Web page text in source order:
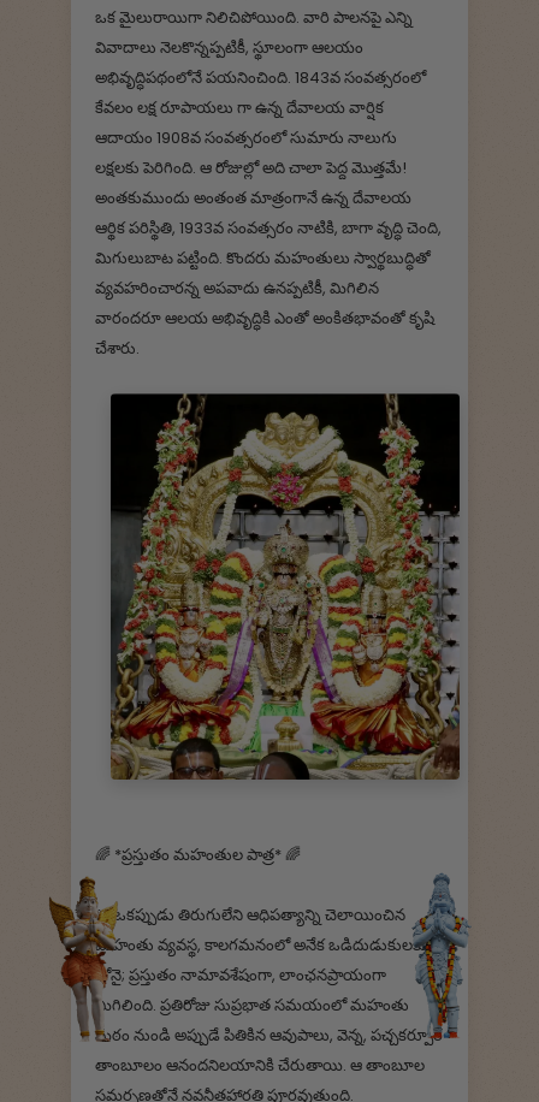
ఒక మైలురాయిగా నిలిచిపోయింది. వారి పాలనపై ఎన్ని
వివాదాలు నెలకొన్నప్పటికీ, స్థూలంగా ఆలయం
అభివృద్ధిపథంలోనే పయనించింది. 1843వ సంవత్సరంలో
కేవలం లక్ష రూపాయలు గా ఉన్న దేవాలయ వార్షిక
ఆదాయం 1908వ సంవత్సరంలో సుమారు నాలుగు
లక్షలకు పెరిగింది. ఆ రోజుల్లో అది చాలా పెద్ద మొత్తమే!
అంతకుముందు అంతంత మాత్రంగానే ఉన్న దేవాలయ
ఆర్థిక పరిస్థితి, 1933వ సంవత్సరం నాటికి, బాగా వృద్ధి చెంది,
మిగులుబాట పట్టింది. కొందరు మహంతులు స్వార్థబుద్ధితో
వ్యవహరించారన్న అపవాదు ఉనప్పటికీ, మిగిలిన
వారందరూ ఆలయ అభివృద్ధికి ఎంతో అంకితభావంతో కృషి
చేశారు.
🌈‌ *ప్రస్తుతం మహంతుల పాత్ర* 🌈
💫 ఒకప్పుడు తిరుగులేని ఆధిపత్యాన్ని చెలాయించిన
మహంతు వ్యవస్థ, కాలగమనంలో అనేక ఒడిదుడుకులకు
లోనై; ప్రస్తుతం నామావశేషంగా, లాంఛనప్రాయంగా
మిగిలింది. ప్రతిరోజు సుప్రభాత సమయంలో మహంతు
మఠం నుండి అప్పుడే పితికిన ఆవుపాలు, వెన్న, పచ్చకర్పూర
తాంబూలం ఆనందనిలయానికి చేరుతాయి. ఆ తాంబూల
సమర్పణతోనే నవనీతహారతి పూర్తవుతుంది.